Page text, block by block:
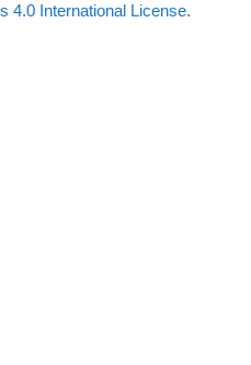
4.0 International License.